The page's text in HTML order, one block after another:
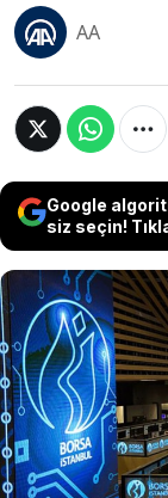
AA
Google
siz seçin!